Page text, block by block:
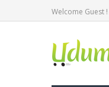
Welcome Guest